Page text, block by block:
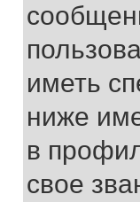
иметь
ниже
в
свое